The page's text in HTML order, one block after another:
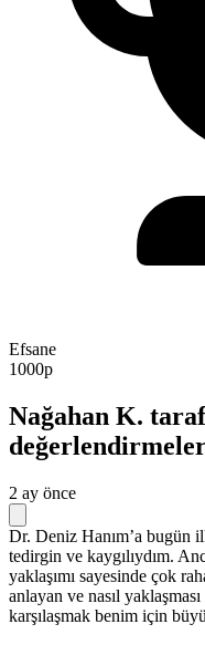
Efsane
1000p
Nağahan K.
2 ay önce
Dr. Deniz Hanım’a bugün
tedirgin ve kaygılıydım.
yaklaşımı sayesinde çok
anlayan ve nasıl
karşılaşmak benim için